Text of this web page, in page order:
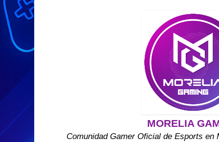
MORELIA
Comunidad Gamer Oficial de Esports en